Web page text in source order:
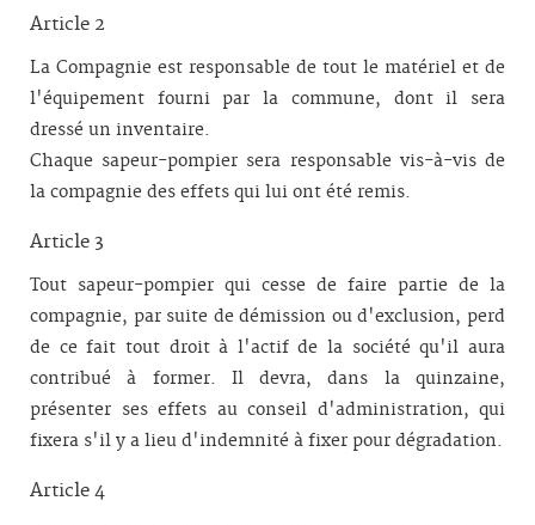
Article 2
La Compagnie est responsable de tout le matériel et de
l'équipement fourni par la commune, dont il sera
dressé un inventaire.
Chaque sapeur-pompier sera responsable vis-à-vis de
la compagnie des effets qui lui ont été remis.
Article 3
Tout sapeur-pompier qui cesse de faire partie de la
compagnie, par suite de démission ou d'exclusion, perd
de ce fait tout droit à l'actif de la société qu'il aura
contribué à former. Il devra, dans la quinzaine,
présenter ses effets au conseil d'administration, qui
fixera s'il y a lieu d'indemnité à fixer pour dégradation.
Article 4